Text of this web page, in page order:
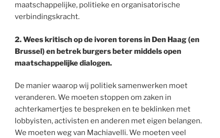
maatschappelijke, politieke en organisatorische
verbindingskracht.
2. Wees kritisch op de ivoren torens in Den Haag (en
Brussel) en betrek burgers beter middels open
maatschappelijke dialogen.
De manier waarop wij politiek samenwerken moet
veranderen. We moeten stoppen om zaken in
achterkamertjes te bespreken en te beklinken met
lobbyisten, activisten en anderen met eigen belangen.
We moeten weg van Machiavelli. We moeten veel